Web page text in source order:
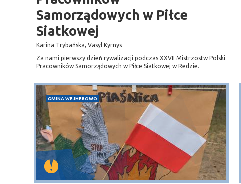
Samorządowych w Piłce
Siatkowej
Karina Trybańska, Vasyl Kyrnys
Za nami pierwszy dzień rywalizacji podczas XXVII Mistrzostw Polski
Pracowników Samorządowych w Piłce Siatkowej w Redzie.
GMINA WEJHEROWO